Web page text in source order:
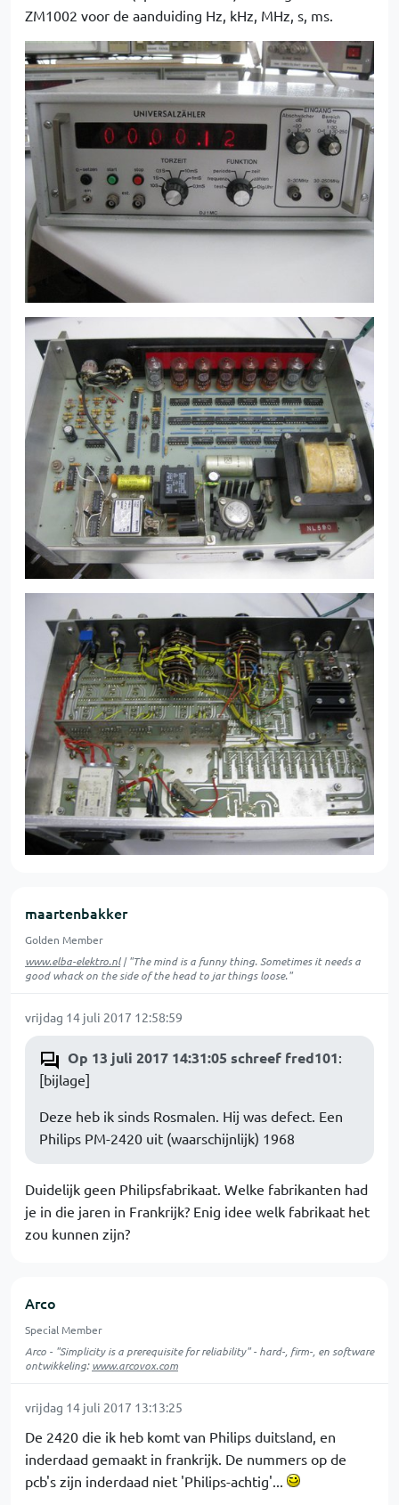
ZM1002 voor de aanduiding Hz, kHz, MHz, s, ms.
maartenbakker
Golden Member
www.elba-elektro.nl| "The mind is a funny thing. Sometimes it needs a
good whack on the side of the head to jar things loose."
vrijdag 14 juli 2017 12:58:59
Op 13 juli 2017 14:31:05 schreef fred101:
[bijlage]
Deze heb ik sinds Rosmalen. Hij was defect. Een
Philips PM-2420 uit (waarschijnlijk) 1968
Duidelijk geen Philipsfabrikaat. Welke fabrikanten had
je in die jaren in Frankrijk? Enig idee welk fabrikaat het
zou kunnen zijn?
Arco
Special Member
Arco - "Simplicity is a prerequisite for reliability" - hard-, firm-, en software
ontwikkeling:www.arcovox.com
vrijdag 14 juli 2017 13:13:25
De 2420 die ik heb komt van Philips duitsland, en
inderdaad gemaakt in frankrijk. De nummers op de
pcb's zijn inderdaad niet 'Philips-achtig'...